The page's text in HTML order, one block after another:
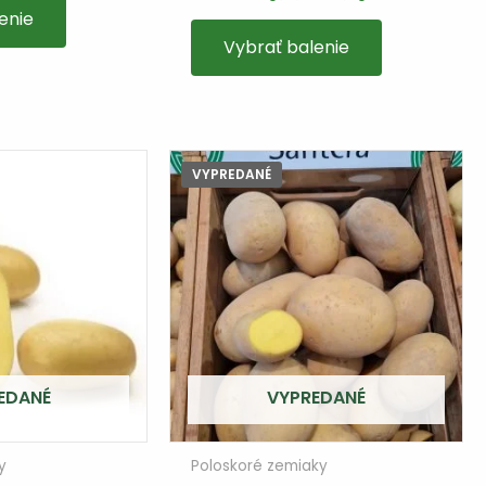
Vybrať balenie
VYPREDANÉ
VYPREDANÉ
Poloskoré zemiaky